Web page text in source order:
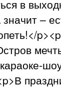
в
–